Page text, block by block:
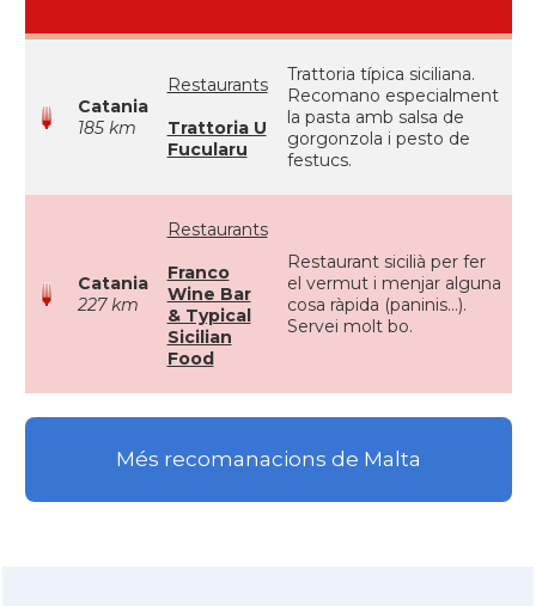
Catania
185 km
Restaurants
Trattoria U
Fucularu
Trattoria típica siciliana.
Recomano especialment
la pasta amb salsa de
gorgonzola i pesto de
festucs.
Catania
227 km
Restaurants
Franco
Wine Bar
& Typical
Sicilian
Food
Restaurant sicilià per fer
el vermut i menjar alguna
cosa ràpida (paninis...).
Servei molt bo.
Més recomanacions de Malta